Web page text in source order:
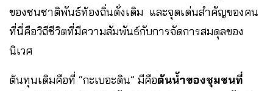
ของชนชาติพันธ์ท้องถิ่นดั่งเดิม และจุดเด่นสำคัญของคน
ที่นี่คือวิถีชีวิตที่มีความสัมพันธ์กับการจัดการสมดุลของ
นิเวศ
ต้นทุนเดิมคือที่ “กะเบอะดิน” มีคือต้นน้ำของชุมชนที่